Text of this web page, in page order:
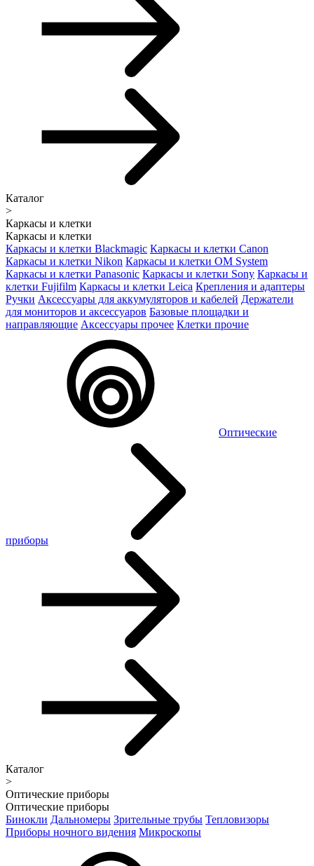
Каталог
>
Каркасы и клетки
Каркасы и клетки
Каркасы и клетки Blackmagic Каркасы и клетки Canon
Каркасы и клетки Nikon Каркасы и клетки OM System
Каркасы и клетки Panasonic Каркасы и клетки Sony Каркасы и
клетки Fujifilm Каркасы и клетки Leica Крепления и адаптеры
Ручки Аксессуары для аккумуляторов и кабелей Держатели
для мониторов и аксессуаров Базовые площадки и
направляющие Аксессуары прочее Клетки прочие
Оптические
приборы
Каталог
>
Оптические приборы
Оптические приборы
Бинокли Дальномеры Зрительные трубы Тепловизоры
Приборы ночного видения Микроскопы